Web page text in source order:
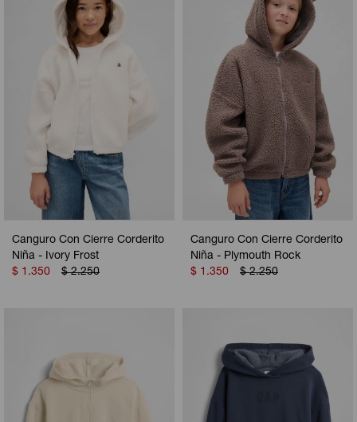
Canguro Con Cierre Corderito
Niña - Ivory Frost
$ 1.350 $ 2.250
Canguro Con Cierre Corderito
Niña - Plymouth Rock
$ 1.350 $ 2.250